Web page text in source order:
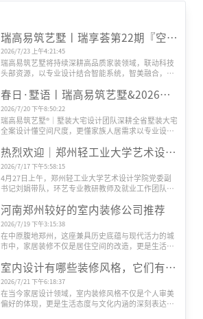
瑞高易筑艺墅丨瑞享荟第22期『空间智能场景』研发会圆满举办
2026/7/23 上午4:21:45
瑞高易筑艺墅将持续深耕高品质家装领域，联动科技
头部资源，以专业设计结合智能系统，智美融合，打
春日·墅语丨瑞高易筑艺墅&2026墅装大宅美学设计交流体验会
2026/7/20 下午8:50:22
瑞高易筑艺墅®｜墅装大宅设计团队深耕全省墅装大宅
全案设计懂空间尺度，更懂家族人居需求以专业设计
合，为每一位业主定制专属的墅装大宅方案。
热烈欢迎｜郑州轻工业大学艺术设计学院刘副书记一行莅临瑞高易筑艺墅考察指导
2026/7/17 下午5:58:15
4月27日上午，郑州轻工业大学艺术设计学院党委副
书记刘娟带队，环艺专业教研教师及就业工作团队一
炬斌、郑州轻工业大学优秀毕业生代表、瑞高艺墅高
河南郑州较好的室内装修公司推荐
2026/7/19 下午3:15:38
在中原腹地郑州，这座兼具历史底蕴与现代活力的城
市中，家居装修不仅是居住空间的改造，更是生活品
择一家既能满足个性化需求，又能提供专业服务的装
中，河南瑞高装饰凭借其独特的设计理念、精湛的施
工工艺和贴心的服务体系，逐渐在郑州装修市场占据
一席之地。本文将深入剖析瑞高装饰的核心竞争力，
室内设计有哪些装修风格，它们有什么特色
2026/7/21 下午6:18:37
在当今家居设计领域，室内装修风格不仅是个人审美
偏好的体现，更是生活态度与文化内涵的深刻表达。